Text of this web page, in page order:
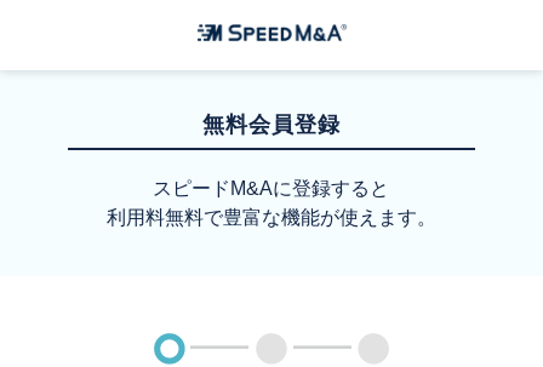
無料会員登録
スピードM&Aに登録すると
利用料無料で豊富な機能が使えます。